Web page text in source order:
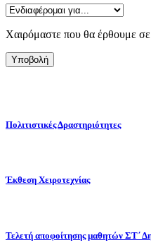
Χαιρόμαστε που θα έρθουμε
Υποβολή
Πολιτιστικές Δραστηριότητες
Έκθεση Χειροτεχνίας
Τελετή αποφοίτησης μαθητών ΣΤ΄